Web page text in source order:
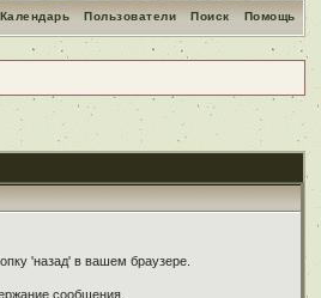
Помощь
Поиск
Пользователи
Календарь
'назад' в вашем браузере.
сообщения.